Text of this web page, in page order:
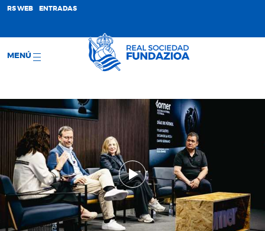
RS WEB ENTRADAS
MENÚ